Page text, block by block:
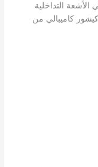
التداخلية
كاميبالي من